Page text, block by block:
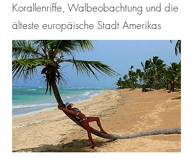
Korallenriffe, Walbeobachtung und die
älteste europäische Stadt Amerikas